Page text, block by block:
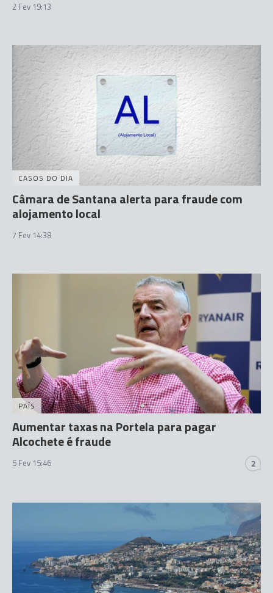
2 Fev 19:13
CASOS DO DIA
Câmara de Santana alerta para fraude com
alojamento local
7 Fev 14:38
PAÍS
Aumentar taxas na Portela para pagar
Alcochete é fraude
5 Fev 15:46 2